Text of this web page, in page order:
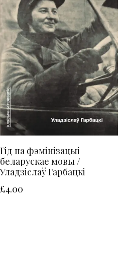
Гід па фэмінізацыі
беларускае мовы /
Уладзіслаў Гарбацкі
£4.00